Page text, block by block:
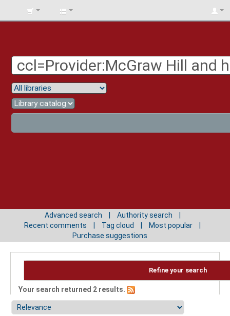
BIBLIOTECA
Advanced search
Authority search
Recent comments
Tag cloud
Most popular
Purchase suggestions
Refine your search
Your search returned 2 results.